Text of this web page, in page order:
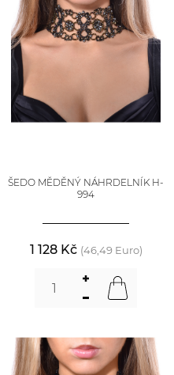
ŠEDO MĚDĚNÝ NÁHRDELNÍK H-
994
1 128 Kč (46,49 Euro)